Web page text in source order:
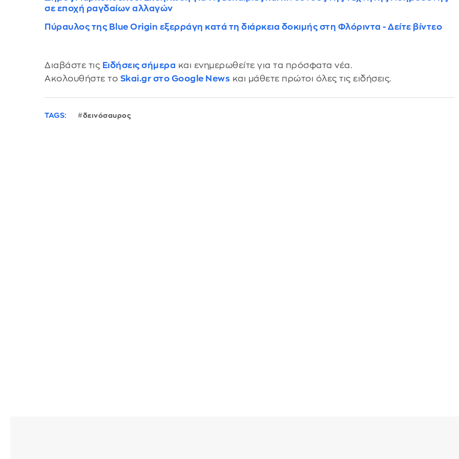
σε εποχή ραγδαίων αλλαγών
Πύραυλος της Blue Origin εξερράγη κατά τη διάρκεια δοκιμής στη Φλόριντα - Δείτε βίντεο
Διαβάστε τις Ειδήσεις σήμερα και ενημερωθείτε για τα πρόσφατα νέα.
Ακολουθήστε το Skai.gr στο Google News και μάθετε πρώτοι όλες τις ειδήσεις.
TAGS: δεινόσαυρος